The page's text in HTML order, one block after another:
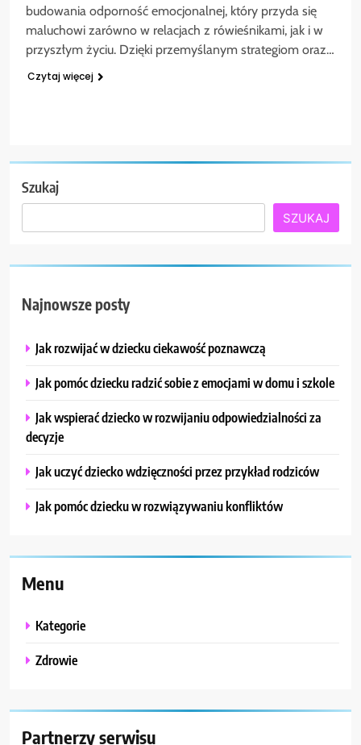
budowania odporność emocjonalnej, który przyda się
maluchowi zarówno w relacjach z rówieśnikami, jak i w
przyszłym życiu. Dzięki przemyślanym strategiom oraz…
Czytaj więcej
Szukaj
SZUKAJ
Najnowsze posty
Jak rozwijać w dziecku ciekawość poznawczą
Jak pomóc dziecku radzić sobie z emocjami w domu i szkole
Jak wspierać dziecko w rozwijaniu odpowiedzialności za
decyzje
Jak uczyć dziecko wdzięczności przez przykład rodziców
Jak pomóc dziecku w rozwiązywaniu konfliktów
Menu
Kategorie
Zdrowie
Partnerzy serwisu